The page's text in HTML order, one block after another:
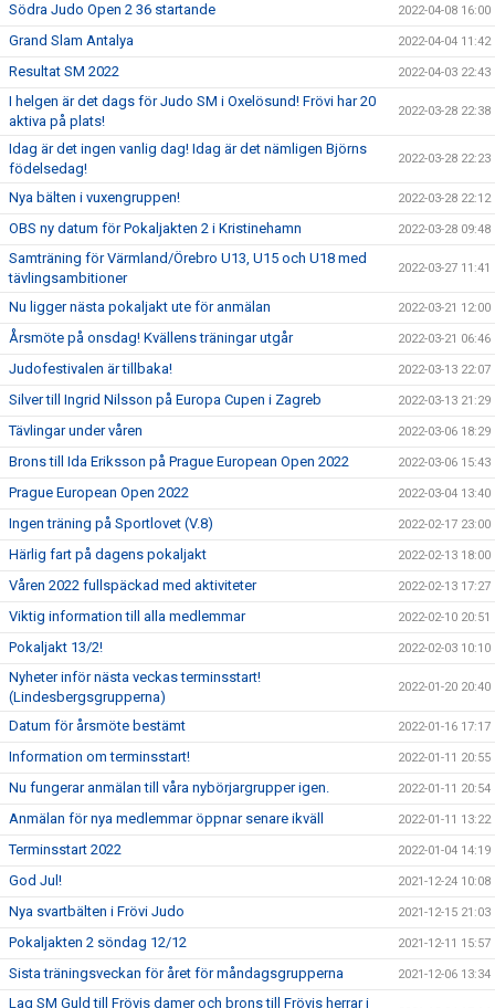
Södra Judo Open 2 36 startande 2022-04-08 16:00
Grand Slam Antalya 2022-04-04 11:42
Resultat SM 2022 2022-04-03 22:43
I helgen är det dags för Judo SM i Oxelösund! Frövi har 20
aktiva på plats!
2022-03-28 22:38
Idag är det ingen vanlig dag! Idag är det nämligen Björns
födelsedag!
2022-03-28 22:23
Nya bälten i vuxengruppen! 2022-03-28 22:12
OBS ny datum för Pokaljakten 2 i Kristinehamn 2022-03-28 09:48
Samträning för Värmland/Örebro U13, U15 och U18 med
tävlingsambitioner
2022-03-27 11:41
Nu ligger nästa pokaljakt ute för anmälan 2022-03-21 12:00
Årsmöte på onsdag! Kvällens träningar utgår 2022-03-21 06:46
Judofestivalen är tillbaka! 2022-03-13 22:07
Silver till Ingrid Nilsson på Europa Cupen i Zagreb 2022-03-13 21:29
Tävlingar under våren 2022-03-06 18:29
Brons till Ida Eriksson på Prague European Open 2022 2022-03-06 15:43
Prague European Open 2022 2022-03-04 13:40
Ingen träning på Sportlovet (V.8) 2022-02-17 23:00
Härlig fart på dagens pokaljakt 2022-02-13 18:00
Våren 2022 fullspäckad med aktiviteter 2022-02-13 17:27
Viktig information till alla medlemmar 2022-02-10 20:51
Pokaljakt 13/2! 2022-02-03 10:10
Nyheter inför nästa veckas terminsstart!
(Lindesbergsgrupperna)
2022-01-20 20:40
Datum för årsmöte bestämt 2022-01-16 17:17
Information om terminsstart! 2022-01-11 20:55
Nu fungerar anmälan till våra nybörjargrupper igen. 2022-01-11 20:54
Anmälan för nya medlemmar öppnar senare ikväll 2022-01-11 13:22
Terminsstart 2022 2022-01-04 14:19
God Jul! 2021-12-24 10:08
Nya svartbälten i Frövi Judo 2021-12-15 21:03
Pokaljakten 2 söndag 12/12 2021-12-11 15:57
Sista träningsveckan för året för måndagsgrupperna 2021-12-06 13:34
Lag SM Guld till Frövis damer och brons till Frövis herrar i